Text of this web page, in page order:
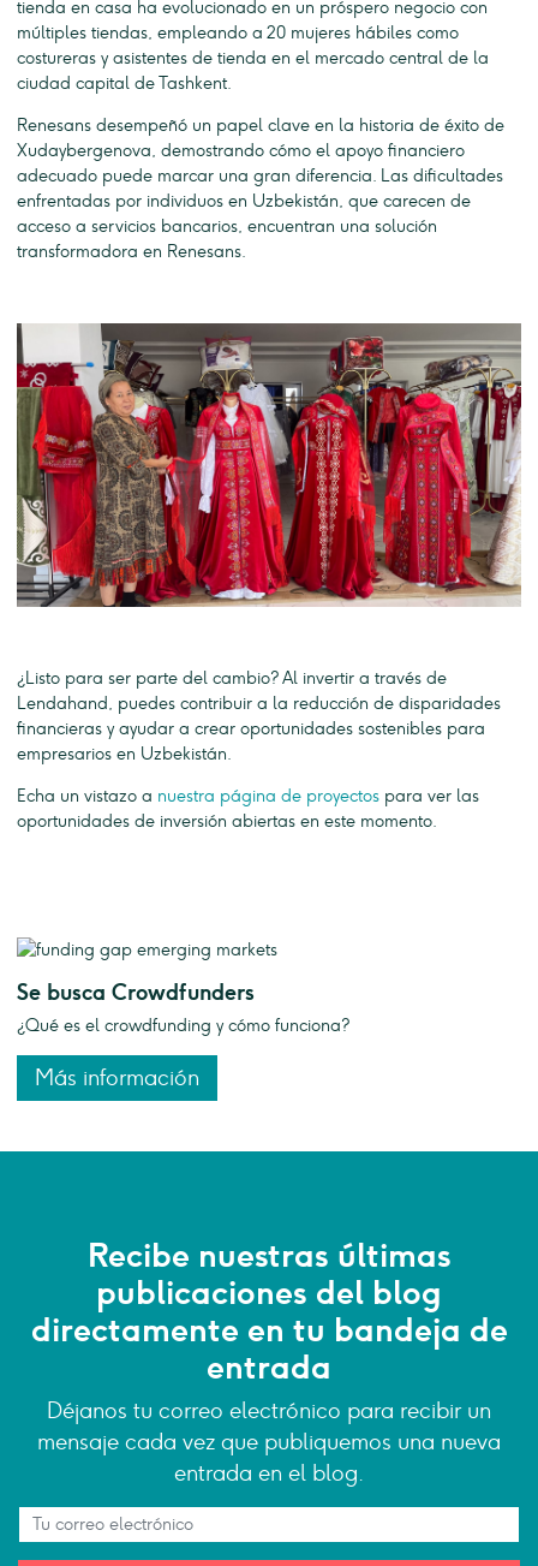
tienda en casa ha evolucionado en un próspero negocio con
múltiples tiendas, empleando a 20 mujeres hábiles como
costureras y asistentes de tienda en el mercado central de la
ciudad capital de Tashkent.
Renesans desempeñó un papel clave en la historia de éxito de
Xudaybergenova, demostrando cómo el apoyo financiero
adecuado puede marcar una gran diferencia. Las dificultades
enfrentadas por individuos en Uzbekistán, que carecen de
acceso a servicios bancarios, encuentran una solución
transformadora en Renesans.
¿Listo para ser parte del cambio? Al invertir a través de
Lendahand, puedes contribuir a la reducción de disparidades
financieras y ayudar a crear oportunidades sostenibles para
empresarios en Uzbekistán.
Echa un vistazo a nuestra página de proyectos para ver las
oportunidades de inversión abiertas en este momento.
Se busca Crowdfunders
¿Qué es el crowdfunding y cómo funciona?
Más información
Recibe nuestras últimas
publicaciones del blog
directamente en tu bandeja de
entrada
Déjanos tu correo electrónico para recibir un
mensaje cada vez que publiquemos una nueva
entrada en el blog.